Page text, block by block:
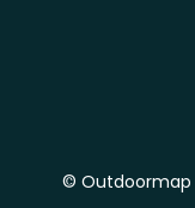
© Outdoormap